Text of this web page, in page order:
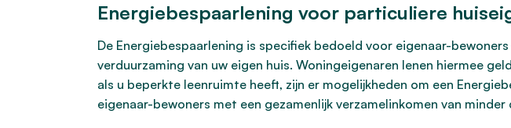
Energiebespaarlening voor particuliere
De Energiebespaarlening is specifiek bedoeld voor eigenaar-
verduurzaming van uw eigen huis. Woningeigenaren lenen hiermee
als u beperkte leenruimte heeft, zijn er mogelijkheden om een
eigenaar-bewoners met een gezamenlijk verzamelinkomen van